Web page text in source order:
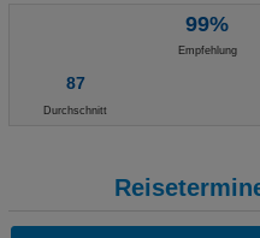
99%
Empfehlung
87
Durchschnitt